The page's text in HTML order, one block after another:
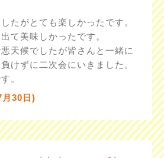
たがとても楽しかったです。
て美味しかったです。
天候でしたが皆さんと一緒に
けずに二次会にいきました。
。
30日)